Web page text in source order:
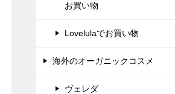
お買い物
Lovelulaでお買い物
海外のオーガニックコスメ
ヴェレダ